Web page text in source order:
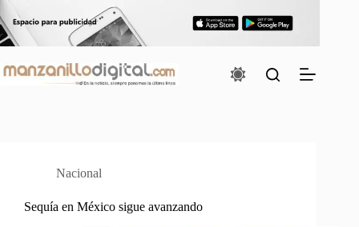
al
contenido
Nacional
Sequía en México sigue avanzando